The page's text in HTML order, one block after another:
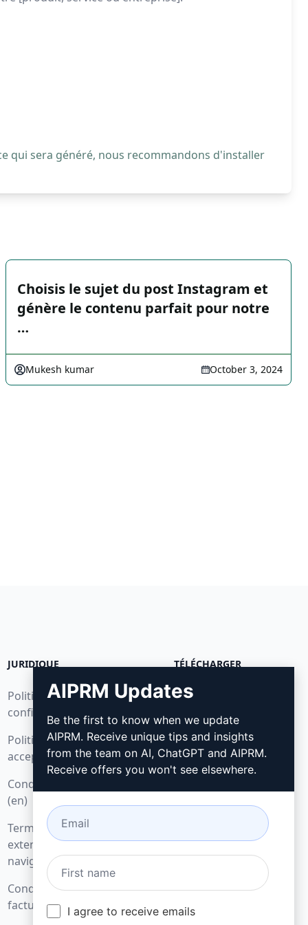
qui sera généré, nous recommandons d'installer
Choisis le sujet du post Instagram et
génère le contenu parfait pour notre
…
Mukesh kumar October 3, 2024
JURIDIQUE
Politique de
confidentialité (en)
Politique d'utilisation
acceptable (en)
Conditions d'utilisation
(en)
Termes relatifs aux
extensions de
navigateur (en)
Conditions de
facturation (en)
TÉLÉCHARGER
Comment installer
Google Chrome
Microsoft Edge
AIPRM Updates
Be the first to know when we update
AIPRM. Receive unique tips and insights
from the team on AI, ChatGPT and AIPRM.
Receive offers you won't see elsewhere.
I agree to receive emails